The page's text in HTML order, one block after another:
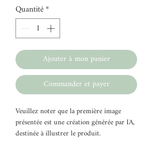
Quantité*
Ajouter à mon panier
Commander et payer
Veuillez noter que la première image
présentée est une création générée par IA,
destinée à illustrer le produit.